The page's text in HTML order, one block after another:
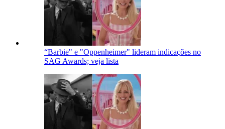
“Barbie" e "Oppenheimer" lideram indicações no
SAG Awards; veja lista